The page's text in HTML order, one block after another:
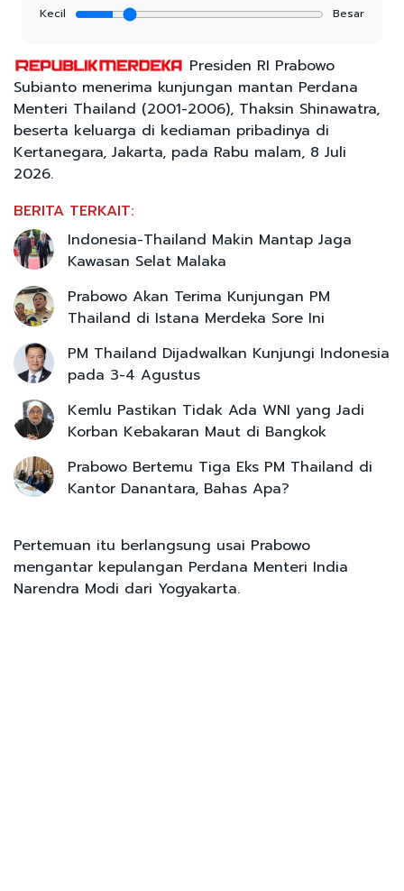
Kecil
Besar
Presiden RI Prabowo
Subianto menerima kunjungan mantan Perdana
Menteri Thailand (2001-2006), Thaksin Shinawatra,
beserta keluarga di kediaman pribadinya di
Kertanegara, Jakarta, pada Rabu malam, 8 Juli
2026.
BERITA TERKAIT:
Indonesia-Thailand Makin Mantap Jaga
Kawasan Selat Malaka
Prabowo Akan Terima Kunjungan PM
Thailand di Istana Merdeka Sore Ini
PM Thailand Dijadwalkan Kunjungi Indonesia
pada 3-4 Agustus
Kemlu Pastikan Tidak Ada WNI yang Jadi
Korban Kebakaran Maut di Bangkok
Prabowo Bertemu Tiga Eks PM Thailand di
Kantor Danantara, Bahas Apa?
Pertemuan itu berlangsung usai Prabowo
mengantar kepulangan Perdana Menteri India
Narendra Modi dari Yogyakarta.